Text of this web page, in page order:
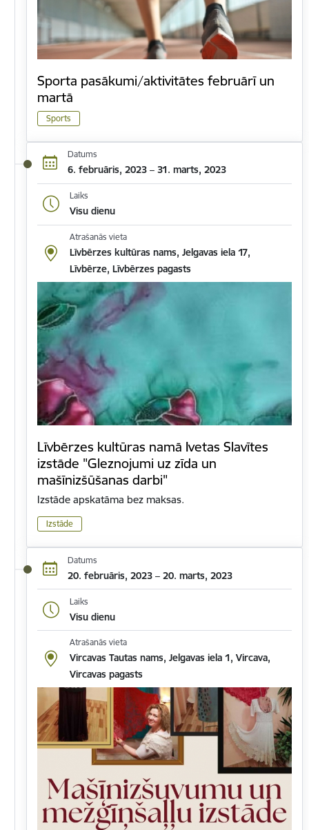
Sporta pasākumi/aktivitātes februārī un
martā
Sports
Datums
6. februāris, 2023 – 31. marts, 2023
Laiks
Visu dienu
Atrašanās vieta
Līvbērzes kultūras nams, Jelgavas iela 17,
Līvbērze, Līvbērzes pagasts
Līvbērzes kultūras namā Ivetas Slavītes
izstāde "Gleznojumi uz zīda un
mašīnizšūšanas darbi"
Izstāde apskatāma bez maksas.
Izstāde
Datums
20. februāris, 2023 – 20. marts, 2023
Laiks
Visu dienu
Atrašanās vieta
Vircavas Tautas nams, Jelgavas iela 1, Vircava,
Vircavas pagasts